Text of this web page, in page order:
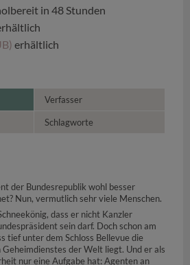
in 48 Stunden
erhältlich
Verfasser
Schlagworte
der Bundesrepublik wohl besser
Nun, vermutlich sehr viele Menschen.
dass er nicht Kanzler
sein darf. Doch schon am
tief unter dem Schloss Bellevue die
der Welt liegt. Und er als
nur eine Aufgabe hat: Agenten an